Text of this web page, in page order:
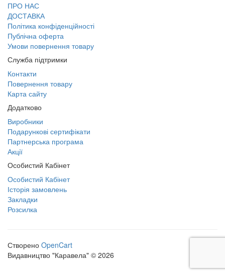
ПРО НАС
ДОСТАВКА
Політика конфіденційності
Публічна оферта
Умови повернення товару
Служба підтримки
Контакти
Повернення товару
Карта сайту
Додатково
Виробники
Подарункові сертифікати
Партнерська програма
Акції
Особистий Кабінет
Особистий Кабінет
Історія замовлень
Закладки
Розсилка
Створено OpenCart
Видавництво "Каравела" © 2026